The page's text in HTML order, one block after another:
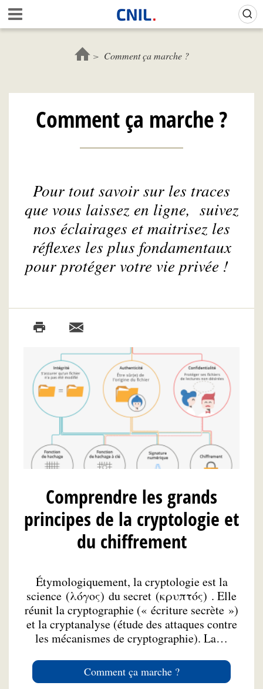
Aller
au
contenu
c
u
l
C
N
Comment ça marche ?
Comment ça marche ?
Pour tout savoir sur les traces
que vous laissez en ligne, suivez
nos éclairages et maitrisez les
réflexes les plus fondamentaux
pour protéger votre vie privée !
Comprendre les grands
principes de la cryptologie et
du chiffrement
Étymologiquement, la cryptologie est la
science (λόγος) du secret (κρυπτός) . Elle
réunit la cryptographie (« écriture secrète »)
et la cryptanalyse (étude des attaques contre
les mécanismes de cryptographie). La…
Comment ça marche ?
Gestion de vos préférences sur les cookies (témoins de connexion)